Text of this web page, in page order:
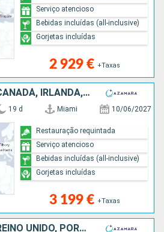
2 929 € +Taxas
Serviço atencioso
Bebidas incluídas (all-inclusive)
Gorjetas incluídas
ESTADOS UNIDOS, CANADÁ, IRLANDA, FRANÇA, REINO UNIDO
19 d Miami 10/06/2027
3 199 € +Taxas
Restauração requintada
Serviço atencioso
Bebidas incluídas (all-inclusive)
Gorjetas incluídas
ESTADOS UNIDOS, REINO UNIDO, PORTUGAL, GIBRALTAR, ESPANHA